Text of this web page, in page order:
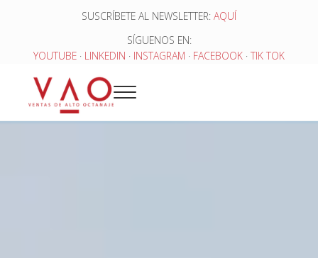
Saltar al contenido principal
Skip to header right navigation
SUSCRÍBETE AL NEWSLETTER: AQUÍ
SÍGUENOS EN:
YOUTUBE · LINKEDIN · INSTAGRAM · FACEBOOK · TIK TOK
Menu